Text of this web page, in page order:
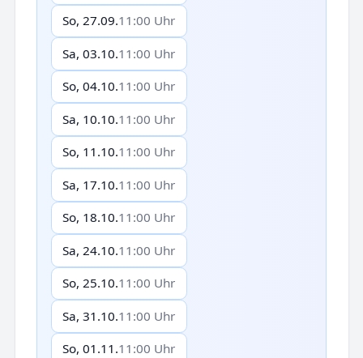
So, 27.09.11:00 Uhr
Sa, 03.10.11:00 Uhr
So, 04.10.11:00 Uhr
Sa, 10.10.11:00 Uhr
So, 11.10.11:00 Uhr
Sa, 17.10.11:00 Uhr
So, 18.10.11:00 Uhr
Sa, 24.10.11:00 Uhr
So, 25.10.11:00 Uhr
Sa, 31.10.11:00 Uhr
So, 01.11.11:00 Uhr